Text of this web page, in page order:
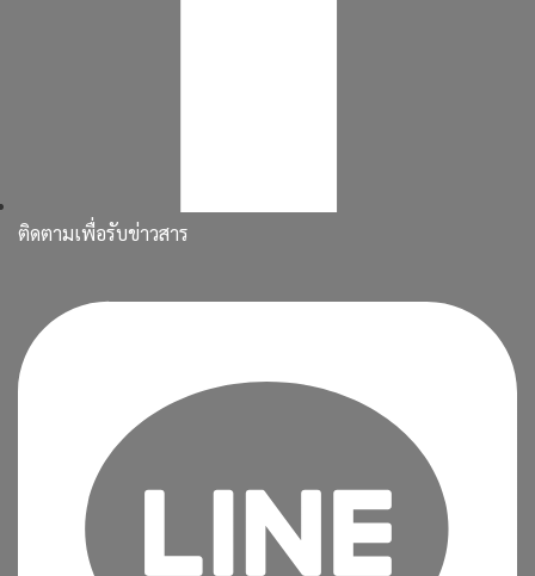
ติดตามเพื่อรับข่าวสาร